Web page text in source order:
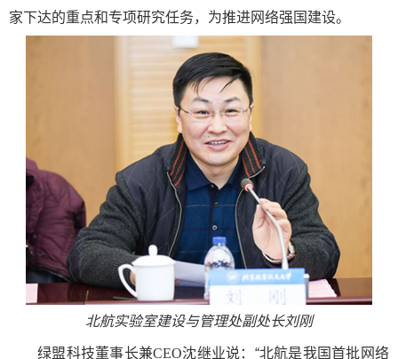
家下达的重点和专项研究任务，为推进网络强国建设。
北航实验室建设与管理处副处长刘刚
绿盟科技董事长兼CEO沈继业说：“北航是我国首批网络